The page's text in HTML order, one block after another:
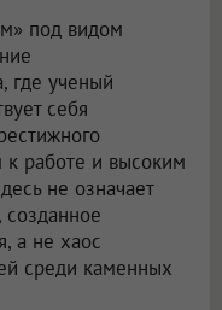
под видом
где ученый
себя
работе и высоким
не означает
а не хаос
среди каменных